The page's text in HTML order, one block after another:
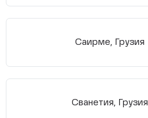
Саирме, Грузия
Сванетия, Грузия